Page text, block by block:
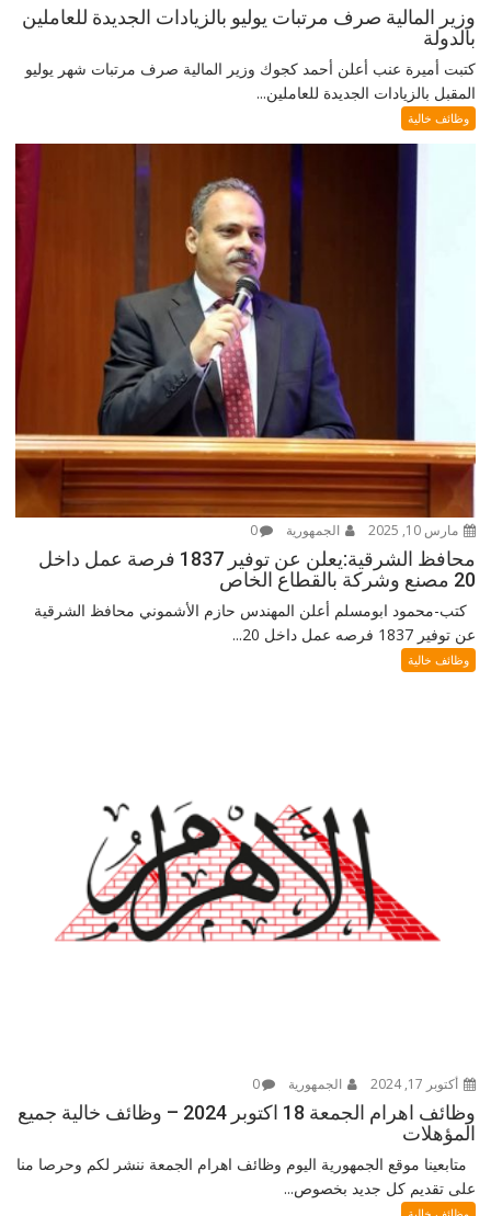
وزير المالية صرف مرتبات يوليو بالزيادات الجديدة للعاملين
بالدولة
كتبت أميرة عنب أعلن أحمد كجوك وزير المالية صرف مرتبات شهر يوليو
المقبل بالزيادات الجديدة للعاملين...
وظائف خالية
مارس 10, 2025 الجمهورية 0
محافظ الشرقية:يعلن عن توفير 1837 فرصة عمل داخل
20 مصنع وشركة بالقطاع الخاص
كتب-محمود ابومسلم أعلن المهندس حازم الأشموني محافظ الشرقية
عن توفير 1837 فرصه عمل داخل 20...
وظائف خالية
أكتوبر 17, 2024 الجمهورية 0
وظائف اهرام الجمعة 18 اكتوبر 2024 – وظائف خالية جميع
المؤهلات
متابعينا موقع الجمهورية اليوم وظائف اهرام الجمعة ننشر لكم وحرصا منا
على تقديم كل جديد بخصوص...